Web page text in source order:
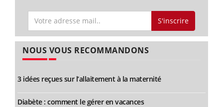
S'inscrire
NOUS VOUS RECOMMANDONS
3 idées reçues sur l’allaitement à la maternité
Diabète : comment le gérer en vacances